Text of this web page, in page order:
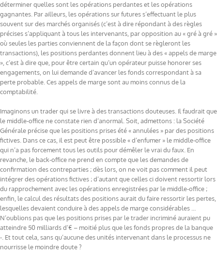
déterminer quelles sont les opérations perdantes et les opérations
gagnantes. Par ailleurs, les opérations sur futures s’effectuant le plus
souvent sur des marchés organisés (c’est à dire répondant à des règles
précises s’appliquant à tous les intervenants, par opposition au « gré à gré »
où seules les parties conviennent de la façon dont se règleront les
transactions), les positions perdantes donnent lieu à des « appels de marge
», c’est à dire que, pour être certain qu’un opérateur puisse honorer ses
engagements, on lui demande d’avancer les fonds correspondant à sa
perte probable. Ces appels de marge sont au moins connus de la
comptabilité.
Imaginons un trader qui se livre à des transactions douteuses. Il faudrait que
le middle-office ne constate rien d’anormal. Soit, admettons : la Société
Générale précise que les positions prises été « annulées » par des positions
fictives. Dans ce cas, il est peut être possible « d’enfumer » le middle-office
qui n’a pas forcement tous les outils pour démêler le vrai du faux. En
revanche, le back-office ne prend en compte que les demandes de
confirmation des contreparties ; dès lors, on ne voit pas comment il peut
intégrer des opérations fictives ; d’autant que celles ci doivent ressortir lors
du rapprochement avec les opérations enregistrées par le middle-office ;
enfin, le calcul des résultats des positions aurait du faire ressortir les pertes,
lesquelles devaient conduire à des appels de marge considérables …
N’oublions pas que les positions prises par le trader incriminé auraient pu
atteindre 50 milliards d’€ – moitié plus que les fonds propres de la banque
-. Et tout cela, sans qu’aucune des unités intervenant dans le processus ne
nourrisse le moindre doute ?